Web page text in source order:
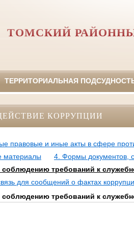
ТОМСКИЙ
ТЕРРИТОРИАЛЬНАЯ
КОРРУПЦИИ
правовые и иные акты в сфере
материалы
4. Формы документов,
соблюдению требований к
для сообщений о фактах
соблюдению требований к